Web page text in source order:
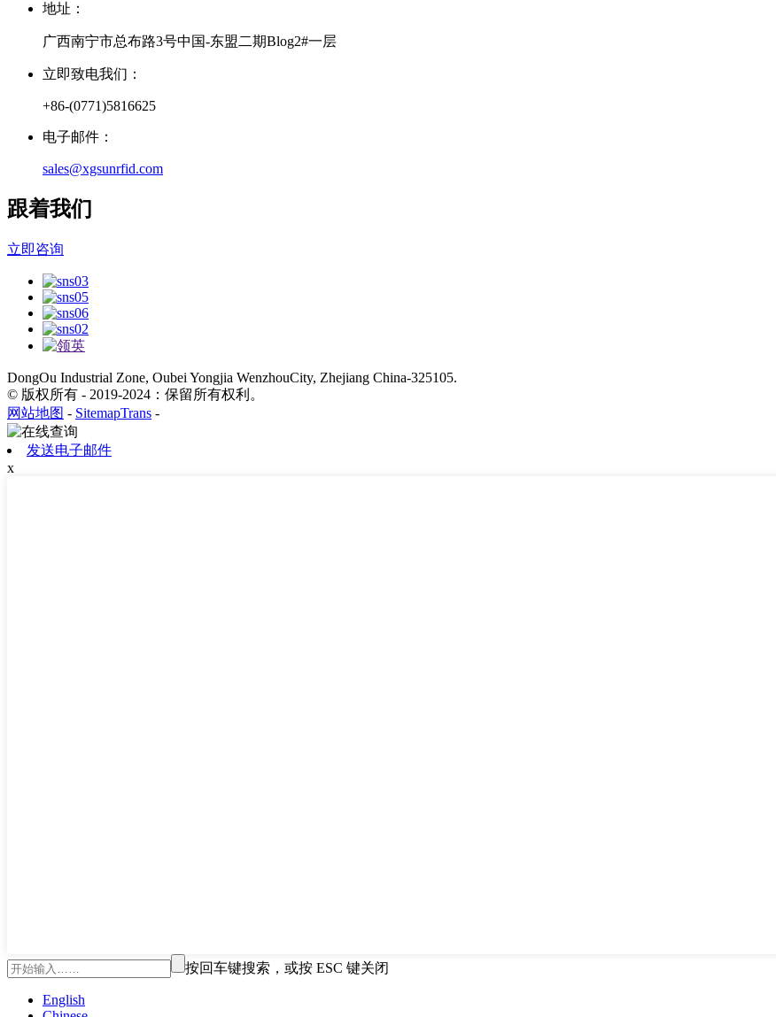
地址：
广西南宁市总布路3号中国-东盟二期Blog2#一层
立即致电我们：
+86-(0771)5816625
电子邮件：
sales@xgsunrfid.com
跟着我们
立即咨询
DongOu Industrial Zone, Oubei Yongjia WenzhouCity, Zhejiang China-325105.
© 版权所有 - 2019-2024：保留所有权利。
网站地图 - SitemapTrans -
发送电子邮件
x
按回车键搜索，或按 ESC 键关闭
English